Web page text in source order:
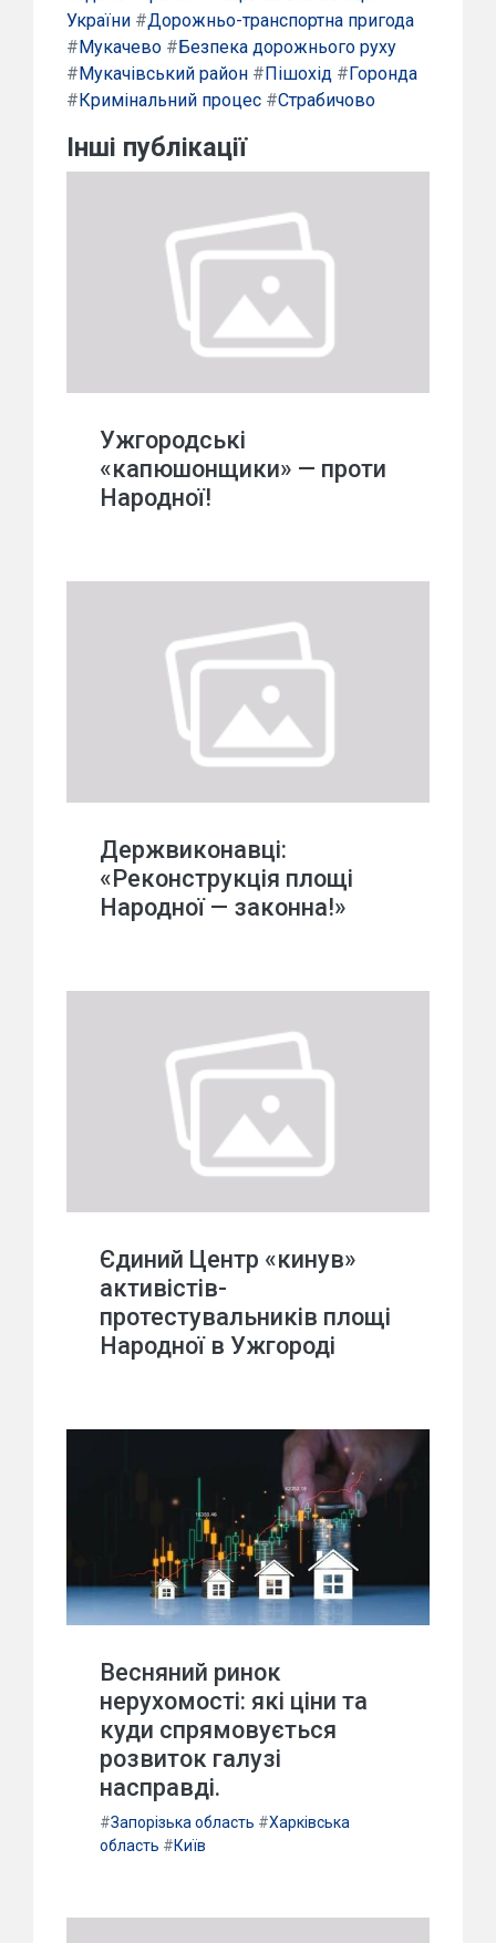
України #Дорожньо-транспортна пригода
#Мукачево #Безпека дорожнього руху
#Мукачівський район #Пішохід #Горонда
#Кримінальний процес #Страбичово
Інші публікації
Ужгородські
«капюшонщики» — проти
Народної!
Держвиконавці:
«Реконструкція площі
Народної — законна!»
Єдиний Центр «кинув»
активістів-
протестувальників площі
Народної в Ужгороді
Весняний ринок
нерухомості: які ціни та
куди спрямовується
розвиток галузі
насправді.
#Запорізька область #Харківська
область #Київ